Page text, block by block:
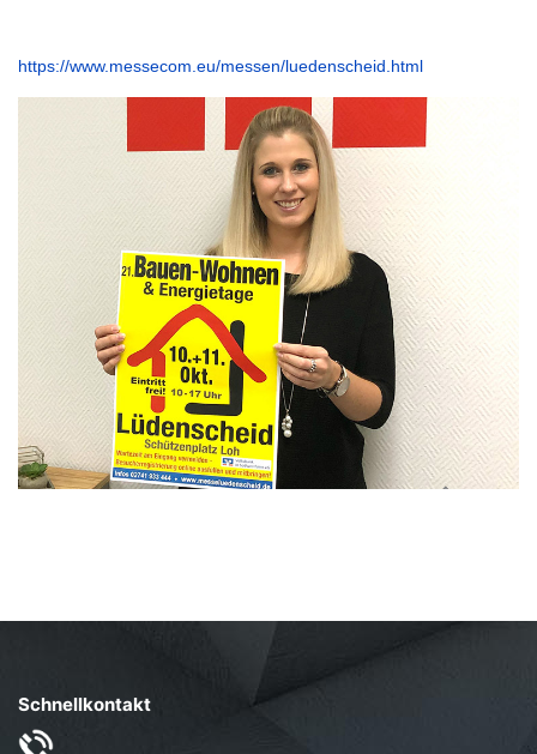
https://www.messecom.eu/messen/luedenscheid.html
Schnellkontakt